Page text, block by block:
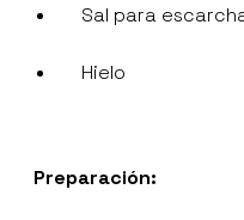
Sal para
Hielo
Preparación: